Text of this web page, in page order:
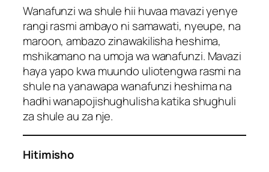
Wanafunzi wa shule hii huvaa mavazi yenye
rangi rasmi ambayo ni samawati, nyeupe, na
maroon, ambazo zinawakilisha heshima,
mshikamano na umoja wa wanafunzi. Mavazi
haya yapo kwa muundo uliotengwa rasmi na
shule na yanawapa wanafunzi heshima na
hadhi wanapojishughulisha katika shughuli
za shule au za nje.
Hitimisho